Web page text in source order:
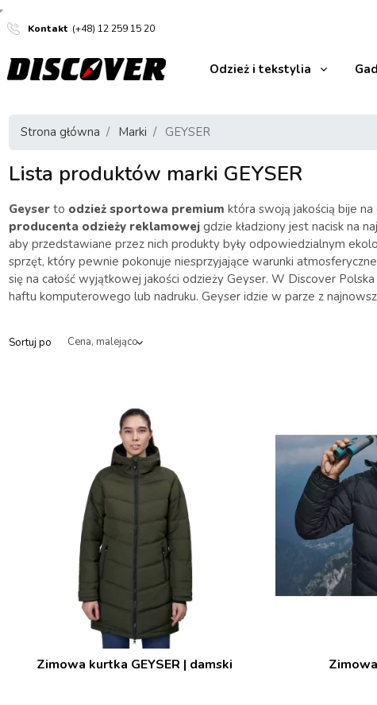
Kontakt (+48) 12 259 15 20
Odzież i tekstylia
Strona główna Marki GEYSER
Lista produktów marki GEYSER
Geyserto odzież sportowa premium która swoją jakością bije
producenta odzieży reklamowej gdzie kładziony jest nacisk na
aby przedstawiane przez nich produkty były odpowiedzialnym
sprzęt, który pewnie pokonuje niesprzyjające warunki
się na całość wyjątkowej jakości odzieży Geyser. W Discover
haftu komputerowego lub nadruku. Geyser idzie w parze z
Sortuj po
Zimowa kurtka GEYSER | damski